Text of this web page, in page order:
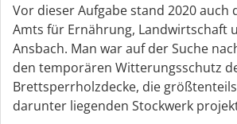
Vor dieser Aufgabe stand 2020 auch
Amts für Ernährung, Landwirtschaft
Ansbach. Man war auf der Suche
den temporären Witterungsschutz
Brettsperrholzdecke, die
darunter liegenden Stockwerk